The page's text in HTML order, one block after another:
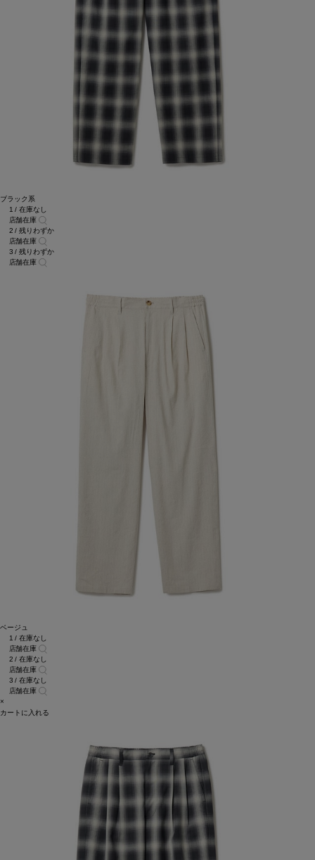
ブラック系
1 / 在庫なし
店舗在庫
2 / 残りわずか
店舗在庫
3 / 残りわずか
店舗在庫
ベージュ
1 / 在庫なし
店舗在庫
2 / 在庫なし
店舗在庫
3 / 在庫なし
店舗在庫
×
カートに入れる